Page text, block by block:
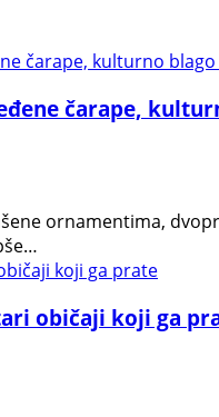
čarape,
ornamentima,
običaji koji ga